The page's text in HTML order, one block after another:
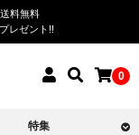
料無料
レゼント!!
0
特集